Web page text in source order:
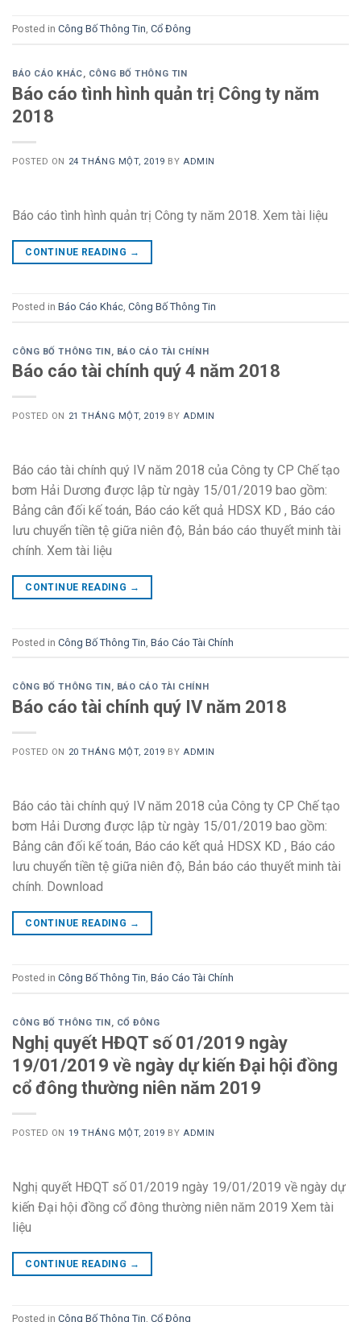
Posted in Công Bố Thông Tin, Cổ Đông
BÁO CÁO KHÁC, CÔNG BỐ THÔNG TIN
Báo cáo tình hình quản trị Công ty năm
2018
POSTED ON 24 THÁNG MỘT, 2019 BY ADMIN
Báo cáo tình hình quản trị Công ty năm 2018. Xem tài liệu
CONTINUE READING →
Posted in Báo Cáo Khác Công Bố Thông Tin
CÔNG BỐ THÔNG TIN, BÁO CÁO TÀI CHÍNH
Báo cáo tài chính quý 4 năm 2018
POSTED ON 21 THÁNG MỘT, 2019 BY ADMIN
Báo cáo tài chính quý IV năm 2018 của Công ty CP Chế tạo
bơm Hải Dương được lập từ ngày 15/01/2019 bao gồm:
Bảng cân đối kế toán, Báo cáo kết quả HDSX KD , Báo cáo
lưu chuyển tiền tệ giữa niên độ, Bản báo cáo thuyết minh tài
chính. Xem tài liệu
CONTINUE READING →
Posted in Công Bố Thông Tin Báo Cáo Tài Chính
CÔNG BỐ THÔNG TIN , BÁO CÁO TÀI CHÍNH
Báo cáo tài chính quý IV năm 2018
POSTED ON 20 THÁNG MỘT, 2019 BY ADMIN
Báo cáo tài chính quý IV năm 2018 của Công ty CP Chế tạo
bơm Hải Dương được lập từ ngày 15/01/2019 bao gồm:
Bảng cân đối kế toán, Báo cáo kết quả HDSX KD , Báo cáo
lưu chuyển tiền tệ giữa niên độ, Bản báo cáo thuyết minh tài
chính. Download
CONTINUE READING →
Posted in Công Bố Thông Tin, Báo Cáo Tài Chính
CÔNG BỐ THÔNG TIN, CỔ ĐÔNG
Nghị quyết HĐQT số 01/2019 ngày
19/01/2019 về ngày dự kiến Đại hội đồng
cổ đông thường niên năm 2019
POSTED ON 19 THÁNG MỘT, 2019 BY ADMIN
Nghị quyết HĐQT số 01/2019 ngày 19/01/2019 về ngày dự
kiến Đại hội đồng cổ đông thường niên năm 2019 Xem tài
liệu
CONTINUE READING →
Posted in Công Bố Thông Tin Cổ Đông